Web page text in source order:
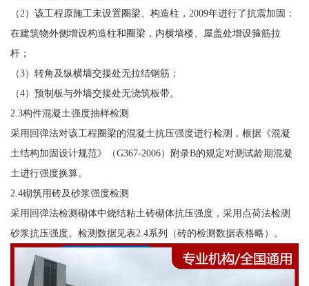
（2）该工程原施工未设置圈梁、构造柱，2009年进行了抗震加固：
在建筑物外侧增设构造柱和圈梁，内横墙楼、屋盖处增设箍筋拉
杆；
（3）转角及纵横墙交接处无拉结钢筋；
（4）预制板与外墙交接处无浇筑板带。
2.3构件混凝土强度抽样检测
采用回弹法对该工程圈梁的混凝土抗压强度进行检测，根据《混凝
土结构加固设计规范》（G367-2006）附录B的规定对测试龄期混凝
土进行强度换算。
2.4砌筑用砖及砂浆强度检测
采用回弹法检测砌体中烧结粘土砖砌体抗压强度，采用点荷法检测
砂浆抗压强度。检测数据见表2.4系列（砖的检测数据表格略）。